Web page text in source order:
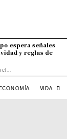
espera señales
y reglas de
el...
VIDA